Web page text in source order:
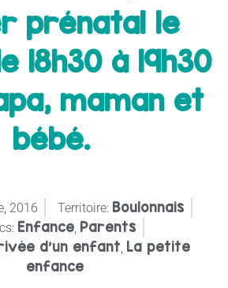
prénatal le
18h30 à 19h30
maman et
bébé.
2016 Territoire: Boulonnais
Enfance Parents
d'un enfant La petite
enfance